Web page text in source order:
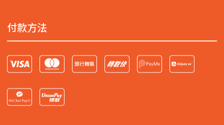
付款方法